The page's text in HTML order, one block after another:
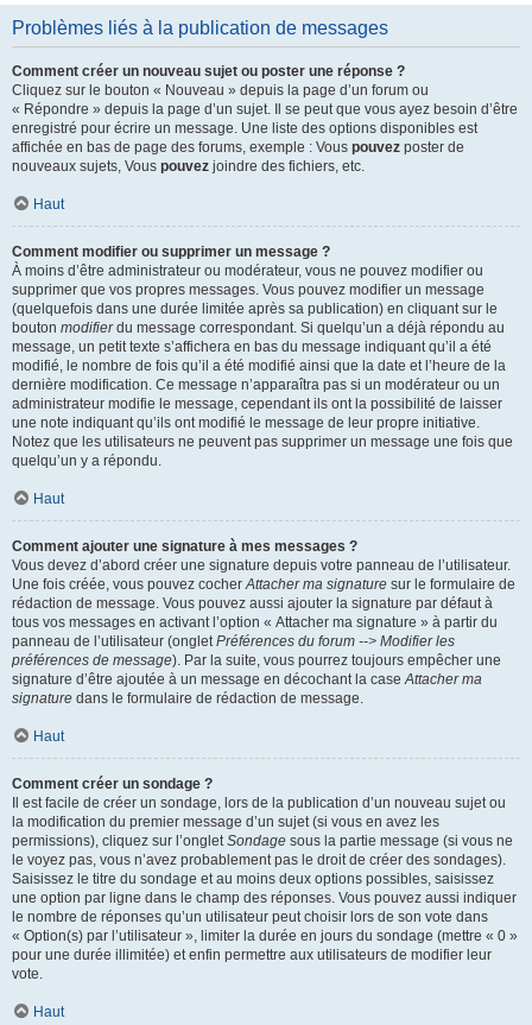
Problèmes liés à la publication de messages
Comment créer un nouveau sujet ou poster une réponse ?
Cliquez sur le bouton « Nouveau » depuis la page d’un forum ou
« Répondre » depuis la page d’un sujet. Il se peut que vous ayez besoin d’être
enregistré pour écrire un message. Une liste des options disponibles est
affichée en bas de page des forums, exemple : Vous pouvez poster de
nouveaux sujets, Vous pouvez joindre des fichiers, etc.
Haut
Comment modifier ou supprimer un message ?
À moins d’être administrateur ou modérateur, vous ne pouvez modifier ou
supprimer que vos propres messages. Vous pouvez modifier un message
(quelquefois dans une durée limitée après sa publication) en cliquant sur le
bouton modifierdu message correspondant. Si quelqu’un a déjà répondu au
message, un petit texte s’affichera en bas du message indiquant qu’il a été
modifié, le nombre de fois qu’il a été modifié ainsi que la date et l’heure de la
dernière modification. Ce message n’apparaîtra pas si un modérateur ou un
administrateur modifie le message, cependant ils ont la possibilité de laisser
une note indiquant qu’ils ont modifié le message de leur propre initiative.
Notez que les utilisateurs ne peuvent pas supprimer un message une fois que
quelqu’un y a répondu.
Haut
Comment ajouter une signature à mes messages ?
Vous devez d’abord créer une signature depuis votre panneau de l’utilisateur.
Une fois créée, vous pouvez cocherAttacher ma signature sur le formulaire de
rédaction de message. Vous pouvez aussi ajouter la signature par défaut à
tous vos messages en activant l’option « Attacher ma signature » à partir du
panneau de l’utilisateur (ongletPréférences du forum --> Modifier les
préférences de message). Par la suite, vous pourrez toujours empêcher une
signature d’être ajoutée à un message en décochant la caseAttacher ma
signature dans le formulaire de rédaction de message.
Haut
Comment créer un sondage ?
Il est facile de créer un sondage, lors de la publication d’un nouveau sujet ou
la modification du premier message d’un sujet (si vous en avez les
permissions), cliquez sur l’ongletSondage sous la partie message (si vous ne
le voyez pas, vous n’avez probablement pas le droit de créer des sondages).
Saisissez le titre du sondage et au moins deux options possibles, saisissez
une option par ligne dans le champ des réponses. Vous pouvez aussi indiquer
le nombre de réponses qu’un utilisateur peut choisir lors de son vote dans
« Option(s) par l’utilisateur », limiter la durée en jours du sondage (mettre « 0 »
pour une durée illimitée) et enfin permettre aux utilisateurs de modifier leur
vote.
Haut